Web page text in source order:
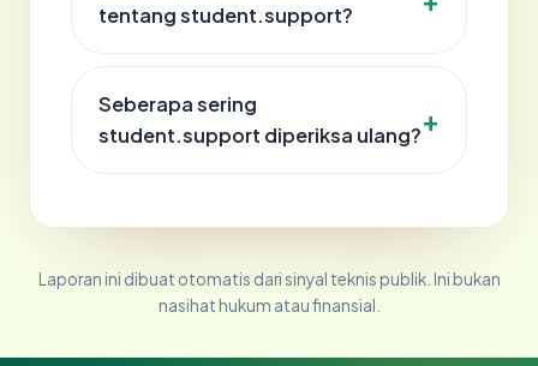
tentang student.support?
Seberapa sering
student.support diperiksa ulang?
Laporan ini dibuat otomatis dari sinyal teknis publik. Ini bukan
nasihat hukum atau finansial.